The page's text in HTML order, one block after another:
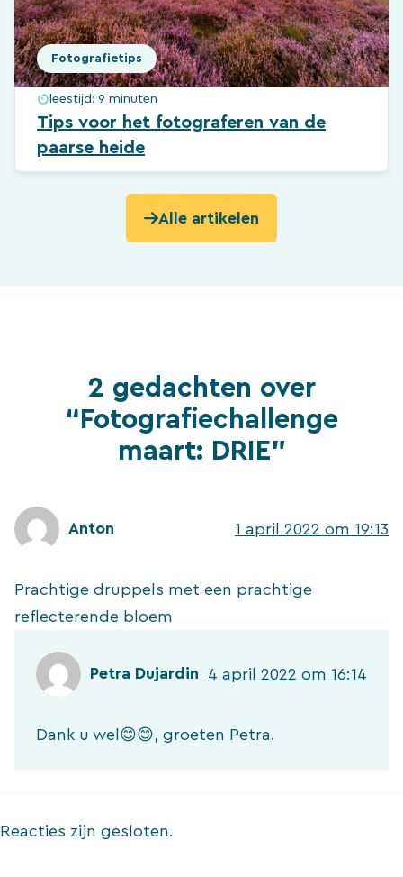
Fotografietips
leestijd: 9 minuten
Tips voor het fotograferen van de
paarse heide
Alle artikelen
2 gedachten over
“Fotografiechallenge
maart: DRIE”
Anton 1 april 2022 om 19:13
Prachtige druppels met een prachtige
reflecterende bloem
Petra Dujardin 4 april 2022 om 16:14
Dank u wel😊😊, groeten Petra.
Reacties zijn gesloten.